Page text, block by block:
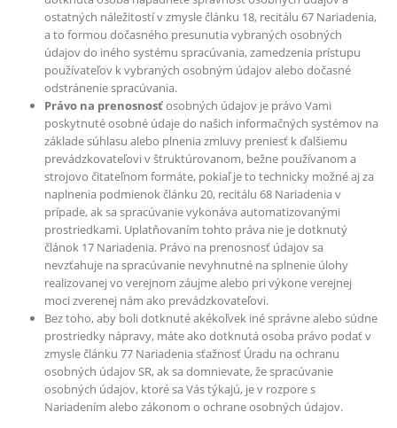
ostatných náležitostí v zmysle článku 18, recitálu 67 Nariadenia,
a to formou dočasného presunutia vybraných osobných
údajov do iného systému spracúvania, zamedzenia prístupu
používateľov k vybraných osobným údajov alebo dočasné
odstránenie spracúvania.
Právo na prenosnosťosobných údajov je právo Vami
poskytnuté osobné údaje do našich informačných systémov na
základe súhlasu alebo plnenia zmluvy preniesť k ďalšiemu
prevádzkovateľovi v štruktúrovanom, bežne používanom a
strojovo čitateľnom formáte, pokiaľ je to technicky možné aj za
naplnenia podmienok článku 20, recitálu 68 Nariadenia v
prípade, ak sa spracúvanie vykonáva automatizovanými
prostriedkami. Uplatňovaním tohto práva nie je dotknutý
článok 17 Nariadenia. Právo na prenosnosť údajov sa
nevzťahuje na spracúvanie nevyhnutné na splnenie úlohy
realizovanej vo verejnom záujme alebo pri výkone verejnej
moci zverenej nám ako prevádzkovateľovi.
Bez toho, aby boli dotknuté akékoľvek iné správne alebo súdne
prostriedky nápravy, máte ako dotknutá osoba právo podať v
zmysle článku 77 Nariadenia sťažnosť Úradu na ochranu
osobných údajov SR, ak sa domnievate, že spracúvanie
osobných údajov, ktoré sa Vás týkajú, je v rozpore s
Nariadením alebo zákonom o ochrane osobných údajov.